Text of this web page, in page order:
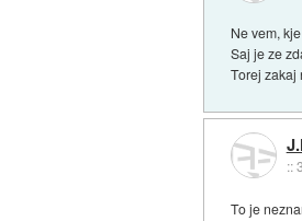
Ne vem,
Saj je ze
Torej zakaj
::
To je